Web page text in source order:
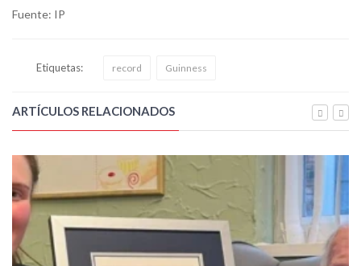
Fuente: IP
Etiquetas: record Guinness
ARTÍCULOS RELACIONADOS